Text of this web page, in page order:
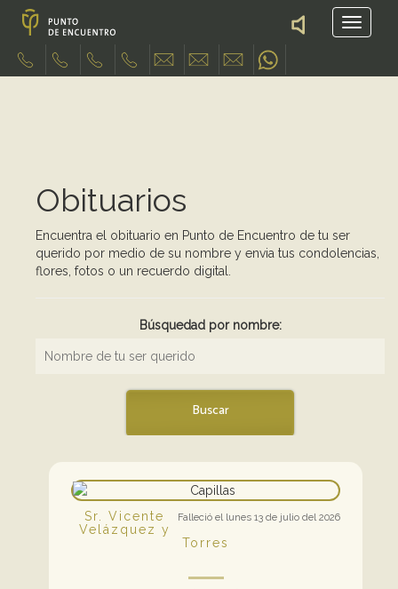
Obituarios
Encuentra el obituario en Punto de Encuentro de tu ser
querido por medio de su nombre y envia tus condolencias,
flores, fotos o un recuerdo digital.
Búsquedad por nombre:
Buscar
Falleció el lunes 13 de julio del 2026
Sr. Vicente
Velázquez y
Torres